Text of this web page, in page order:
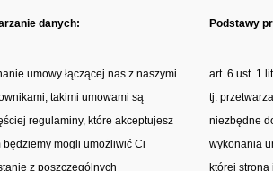
danych: Podstawy
umowy łączącej nas z naszymi
takimi umowami są
regulaminy, które akceptujesz
będziemy mogli umożliwić Ci
z poszczególnych
art. 6 ust. 1
tj.
niezbędne
wykonania
której stroną